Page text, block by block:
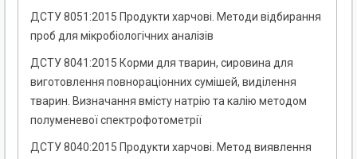
ДСТУ 8051:2015 Продукти харчові. Методи відбирання
проб для мікробіологічних аналізів
ДСТУ 8041:2015 Корми для тварин, сировина для
виготовлення повнораціонних сумішей, виділення
тварин. Визначання вмісту натрію та калію методом
полуменевої спектрофотометрії
ДСТУ 8040:2015 Продукти харчові. Метод виявлення